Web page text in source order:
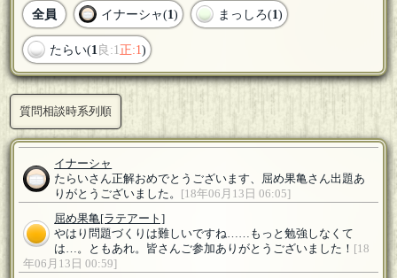
全員 イナーシャ(1) まっしろ(1)
たらい(1良:1正:1)
質問相談時系列順
イナーシャ
たらいさん正解おめでとうございます、屈め果亀さん出題あ
りがとうございました。
[18年06月13日 06:05]
屈め果亀[ラテアート]
やはり問題づくりは難しいですね……もっと勉強しなくて
は…。ともあれ。皆さんご参加ありがとうございました！ [18
年06月13日 00:59]